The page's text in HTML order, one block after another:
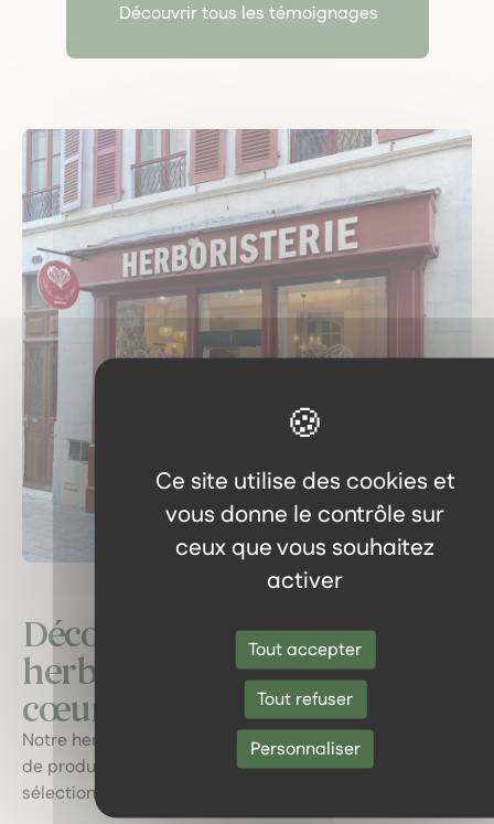
Ce site utilise des cookies et
vous donne le contrôle sur
ceux que vous souhaitez
activer
Tout accepter
Tout refuser
Personnaliser
Découvrir tous les témoignages
Découvrez notre
herboristerie : un voyage au
cœur des plantes locales.
Notre herboristerie vous invite à explorer une gamme
de produits naturels de qualité, soigneusement
sélectionnés.